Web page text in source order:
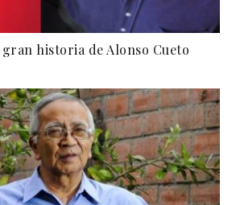
gran historia de Alonso Cueto